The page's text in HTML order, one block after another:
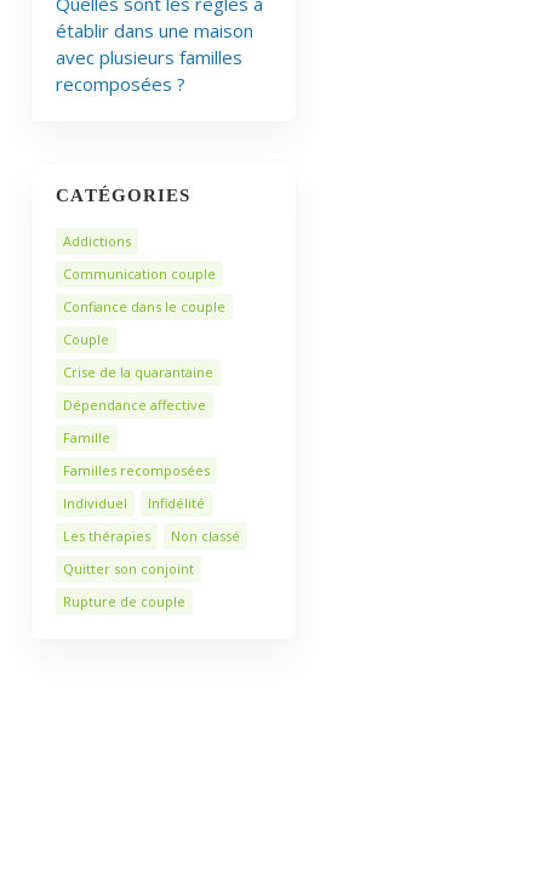
établir dans une maison
avec plusieurs familles
recomposées ?
CATÉGORIES
Addictions
Communication couple
Confiance dans le couple
Couple
Crise de la quarantaine
Dépendance affective
Famille
Familles recomposées
Individuel
Infidélité
Les thérapies
Non classé
Quitter son conjoint
Rupture de couple